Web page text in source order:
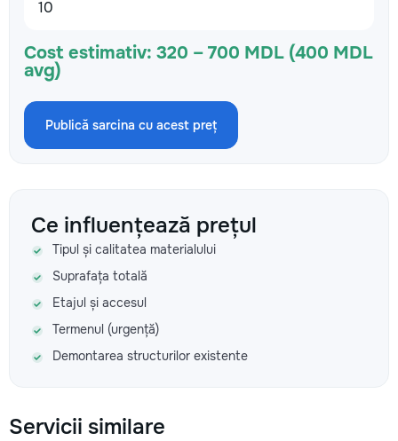
Cost estimativ: 320 – 700 MDL (400 MDL
avg)
Publică sarcina cu acest preț
Ce influențează prețul
Tipul și calitatea materialului
Suprafața totală
Etajul și accesul
Termenul (urgență)
Demontarea structurilor existente
Servicii similare